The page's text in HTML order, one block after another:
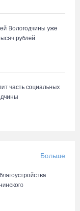
летчика
и пробегут
для
Вологодчины уже
рублей
часть социальных
Больше